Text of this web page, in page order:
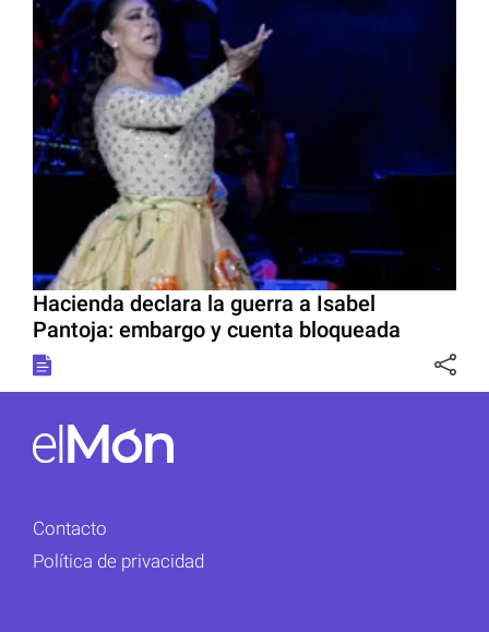
Hacienda declara la guerra a Isabel
Pantoja: embargo y cuenta bloqueada
Contacto
Política de privacidad